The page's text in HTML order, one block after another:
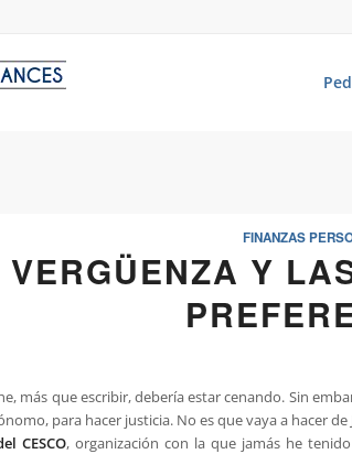
FINANZAS
VERGÜENZA Y
más que escribir, debería estar cenando. Sin
para hacer justicia. No es que vaya a hacer
CESCO, organización con la que jamás he